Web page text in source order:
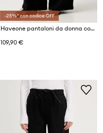
-25%* con codice OFF
Haveone pantaloni da donna con lino
109,90 €